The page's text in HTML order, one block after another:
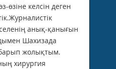
өзіне келсін деген
анық-қанығын
Шахизада
жолықтым.
хирургия